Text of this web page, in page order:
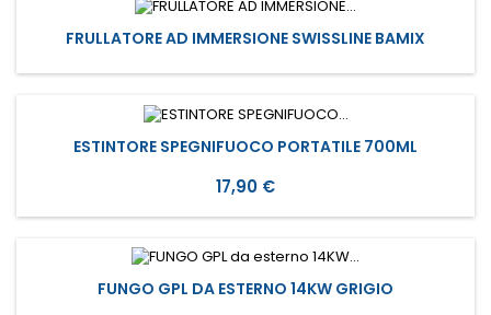
FRULLATORE AD IMMERSIONE SWISSLINE BAMIX
ESTINTORE SPEGNIFUOCO PORTATILE 700ML
Prezzo
17,90 €
FUNGO GPL DA ESTERNO 14KW GRIGIO